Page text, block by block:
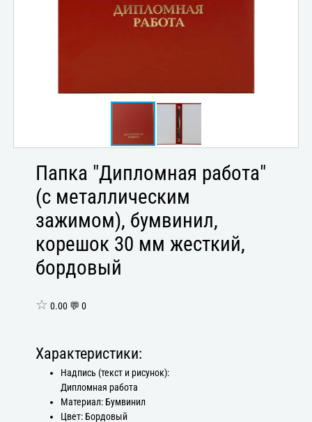
Папка "Дипломная работа"
(с металлическим
зажимом), бумвинил,
корешок 30 мм жесткий,
бордовый
☆ 0.00 💬 0
Характеристики:
Надпись (текст и рисунок):
Дипломная работа
Материал: Бумвинил
Цвет: Бордовый